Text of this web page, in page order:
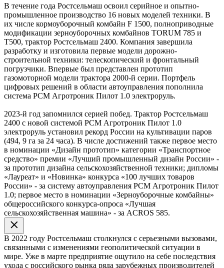
В течение года Ростсельмаш освоил серийное и опытно-
промышленное производство 16 новых моделей техники. В
их числе кормоуборочный комбайн F 1500, полноприводные
модификации зерноуборочных комбайнов TORUM 785 и
T500, трактор Ростсельмаш 2400. Компания завершила
разработку и изготовила первые модели дорожно-
строительной техники: телескопический и фронтальный
погрузчики. Впервые был представлен прототип
газомоторной модели трактора 2000-й серии. Портфель
цифровых решений в области автоуправления пополнила
система РСМ Агротроник Пилот 1.0 электроруль.
2023-й год запомнился серией побед. Трактор Ростсельмаш
2400 с новой системой РСМ Агротроник Пилот 1.0
электроруль установил рекорд России на культивации паров
(494, 9 га за 24 часа). В числе достижений также первое место
в номинации «Дизайн прототип» категории «Транспортное
средство» премии «Лучший промышленный дизайн России» -
за прототип дизайна сельскохозяйственной техники; дипломы
«Лауреат» и «Новинка» конкурса «100 лучших товаров
России» - за систему автоуправления РСМ Агротроник Пилот
1.0; первое место в номинации «Зерноуборочные комбайны»
общероссийского конкурса-опроса «Лучшая
сельскохозяйственная машина» - за ACROS 585.
В 2022 году Ростсельмаш столкнулся с серьезными вызовами,
связанными с изменениями геополитической ситуации в
мире. Уже в марте предприятие ощутило на себе последствия
ухода с российского рынка ряда зарубежных производителей